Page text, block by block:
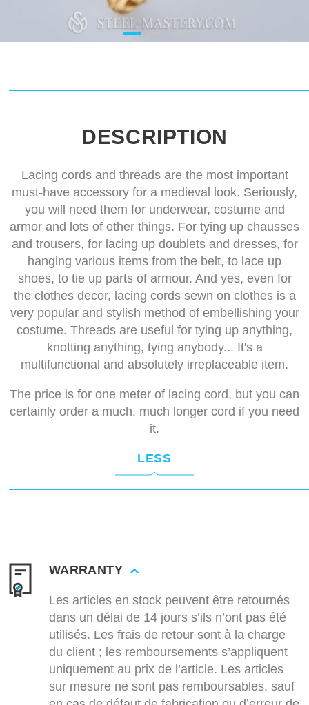
DESCRIPTION
Lacing cords and threads are the most important
must-have accessory for a medieval look. Seriously,
you will need them for underwear, costume and
armor and lots of other things. For tying up chausses
and trousers, for lacing up doublets and dresses, for
hanging various items from the belt, to lace up
shoes, to tie up parts of armour. And yes, even for
the clothes decor, lacing cords sewn on clothes is a
very popular and stylish method of embellishing your
costume. Threads are useful for tying up anything,
knotting anything, tying anybody... It's a
multifunctional and absolutely irreplaceable item.
The price is for one meter of lacing cord, but you can
certainly order a much, much longer cord if you need
it.
LESS
WARRANTY
Les articles en stock peuvent être retournés
dans un délai de 14 jours s’ils n’ont pas été
utilisés. Les frais de retour sont à la charge
du client ; les remboursements s’appliquent
uniquement au prix de l’article. Les articles
sur mesure ne sont pas remboursables, sauf